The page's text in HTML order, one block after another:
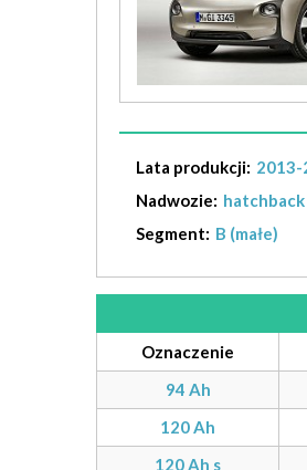
Lata produkcji: 2013-
Nadwozie: hatchback
Segment: B (małe)
Oznaczenie
94 Ah
120 Ah
120 Ah s